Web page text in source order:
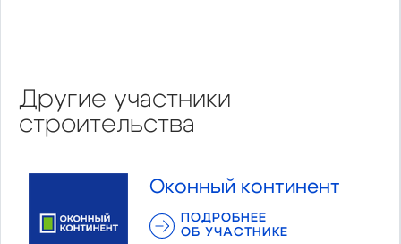
Другие участники
строительства
Оконный континент
ПОДРОБНЕЕ
ОБ УЧАСТНИКЕ